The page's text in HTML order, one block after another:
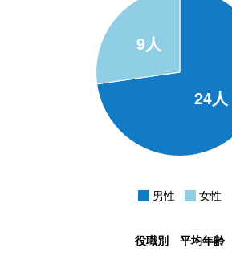
男性 女性
役職別 平均年齢